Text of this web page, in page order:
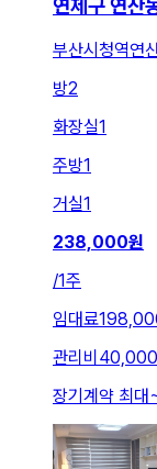
연제구 연산
부산시청역연
방2
화장실1
주방1
거실1
238,000원
/1주
임대료
관리비
장기계약 최대